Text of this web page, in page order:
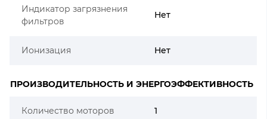
Индикатор загрязнения
фильтров
Нет
Ионизация Нет
ПРОИЗВОДИТЕЛЬНОСТЬ И ЭНЕРГОЭФФЕКТИВНОСТЬ
Количество моторов 1